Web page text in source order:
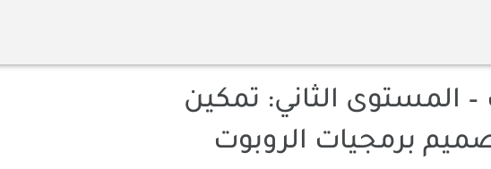
– المستوى الثاني: تمكين
برمجيات الروبوت